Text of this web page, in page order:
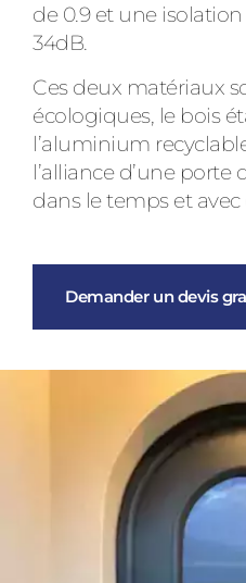
de 0.9 et une
34dB.
Ces deux matériaux
écologiques, le bois
l’aluminium recyclable
l’alliance d’une porte
dans le temps et
Demander un devis